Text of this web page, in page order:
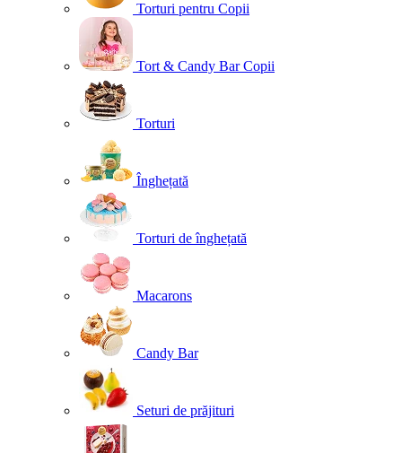
Torturi pentru Copii
Tort & Candy Bar Copii
Torturi
Înghețată
Torturi de înghețată
Macarons
Candy Bar
Seturi de prăjituri